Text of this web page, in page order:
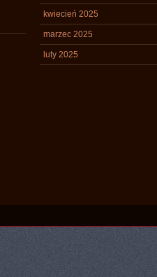
kwiecień 2025
marzec 2025
luty 2025